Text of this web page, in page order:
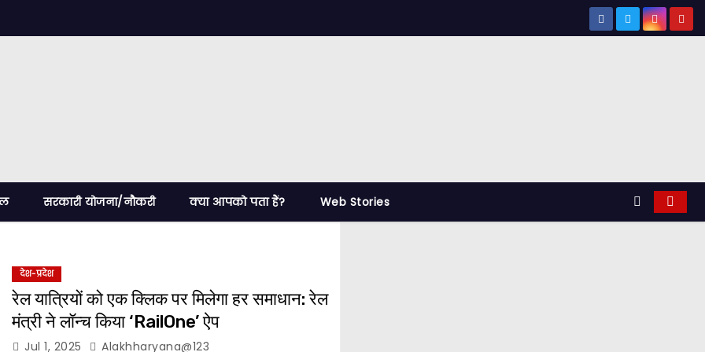
सरकारी योजना/नौकरी क्या आपको पता हैं? Web Stories
देश-प्रदेश
रेल यात्रियों को एक क्लिक पर मिलेगा हर समाधान: रेल
मंत्री ने लॉन्च किया ‘RailOne’ ऐप
Jul 1, 2025 Alakhharyana@123